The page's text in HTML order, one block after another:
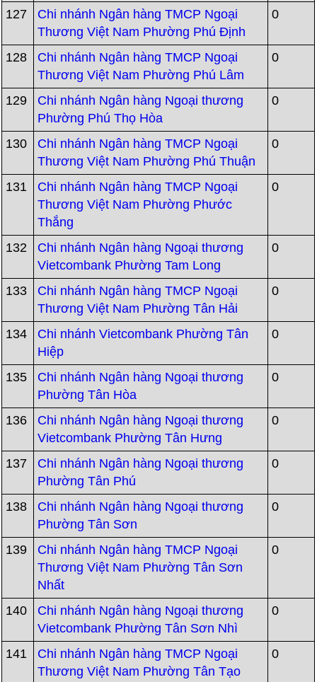
127
Chi nhánh Ngân hàng TMCP Ngoại
Thương Việt Nam Phường Phú Định
0
128
Chi nhánh Ngân hàng TMCP Ngoại
Thương Việt Nam Phường Phú Lâm
0
129
Chi nhánh Ngân hàng Ngoại thương
Phường Phú Thọ Hòa
0
130
Chi nhánh Ngân hàng TMCP Ngoại
Thương Việt Nam Phường Phú Thuận
0
131
Chi nhánh Ngân hàng TMCP Ngoại
Thương Việt Nam Phường Phước
Thắng
0
132
Chi nhánh Ngân hàng Ngoại thương
Vietcombank Phường Tam Long
0
133
Chi nhánh Ngân hàng TMCP Ngoại
Thương Việt Nam Phường Tân Hải
0
134
Chi nhánh Vietcombank Phường Tân
Hiệp
0
135
Chi nhánh Ngân hàng Ngoại thương
Phường Tân Hòa
0
136
Chi nhánh Ngân hàng Ngoại thương
Vietcombank Phường Tân Hưng
0
137
Chi nhánh Ngân hàng Ngoại thương
Phường Tân Phú
0
138
Chi nhánh Ngân hàng Ngoại thương
Phường Tân Sơn
0
139
Chi nhánh Ngân hàng TMCP Ngoại
Thương Việt Nam Phường Tân Sơn
Nhất
0
140
Chi nhánh Ngân hàng Ngoại thương
Vietcombank Phường Tân Sơn Nhì
0
141
Chi nhánh Ngân hàng TMCP Ngoại
Thương Việt Nam Phường Tân Tạo
0